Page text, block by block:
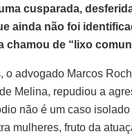
cusparada,
ainda não foi
chamou de “lixo
o advogado Marcos
Melina, repudiou a
não é um caso
mulheres, fruto da